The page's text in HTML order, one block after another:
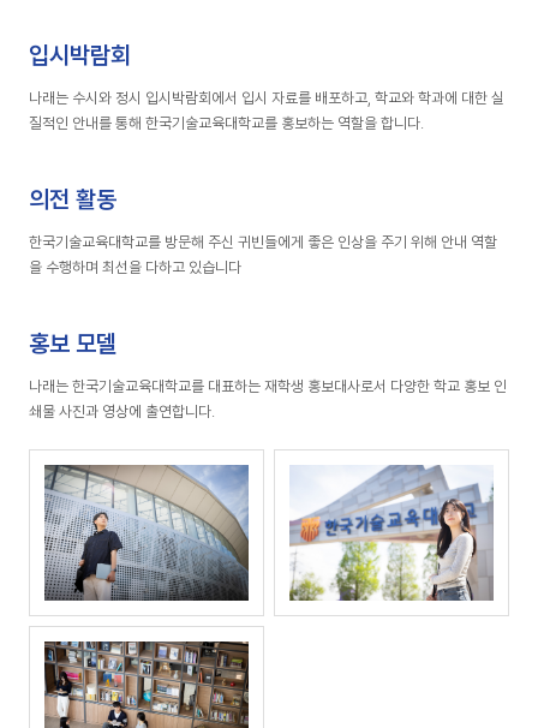
입시박람회
나래는 수시와 정시 입시박람회에서 입시 자료를 배포하고, 학교와 학과에 대한 실
질적인 안내를 통해 한국기술교육대학교를 홍보하는 역할을 합니다.
의전 활동
한국기술교육대학교를 방문해 주신 귀빈들에게 좋은 인상을 주기 위해 안내 역할
을 수행하며 최선을 다하고 있습니다
홍보 모델
나래는 한국기술교육대학교를 대표하는 재학생 홍보대사로서 다양한 학교 홍보 인
쇄물 사진과 영상에 출연합니다.